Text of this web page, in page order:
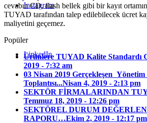
Instagram
LinkedIn
cevabın CD, flash bellek gibi bir kayıt
TUYAD tarafından talep edilebilecek ücret
maliyetini geçemez.
Popüler
Ürünlere TUYAD Kalite Standardı
2019 - 7:32 am
03 Nisan 2019 Gerçekleşen
Toplantısı...Nisan 4, 2019 - 2:13 pm
SEKTÖR FİRMALARINDAN
Temmuz 18, 2019 - 12:26 pm
SEKTÖREL DURUM
RAPORU…Ekim 2, 2019 - 12:17 pm